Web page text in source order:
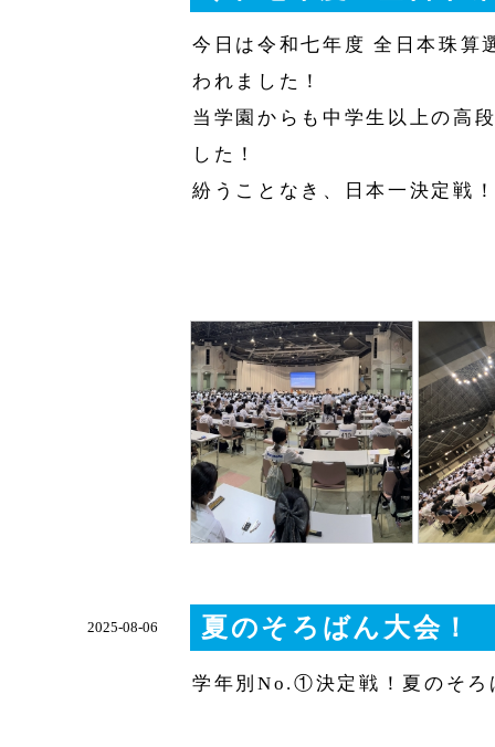
今日は令和七年度 全日本珠算
われました！
当学園からも中学生以上の高
した！
紛うことなき、日本一決定戦
2025-08-06 夏のそろばん大会！
学年別No.①決定戦！夏のそろ